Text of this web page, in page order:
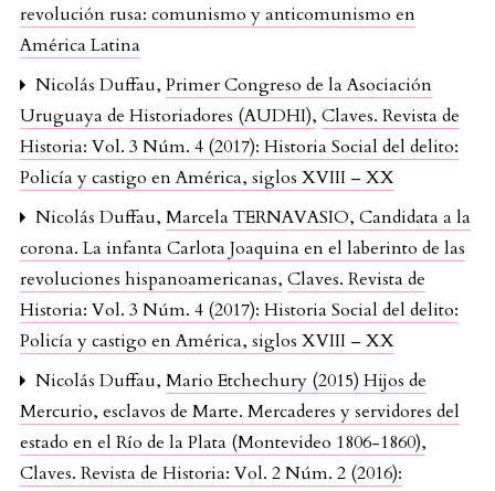
revolución rusa: comunismo y anticomunismo en
América Latina
Nicolás Duffau, Primer Congreso de la Asociación
Uruguaya de Historiadores (AUDHI), Claves. Revista de
Historia: Vol. 3 Núm. 4 (2017): Historia Social del delito:
Policía y castigo en América, siglos XVIII – XX
Nicolás Duffau, Marcela TERNAVASIO, Candidata a la
corona. La infanta Carlota Joaquina en el laberinto de las
revoluciones hispanoamericanas, Claves. Revista de
Historia: Vol. 3 Núm. 4 (2017): Historia Social del delito:
Policía y castigo en América, siglos XVIII – XX
Nicolás Duffau, Mario Etchechury (2015) Hijos de
Mercurio, esclavos de Marte. Mercaderes y servidores del
estado en el Río de la Plata (Montevideo 1806-1860),
Claves. Revista de Historia: Vol. 2 Núm. 2 (2016):